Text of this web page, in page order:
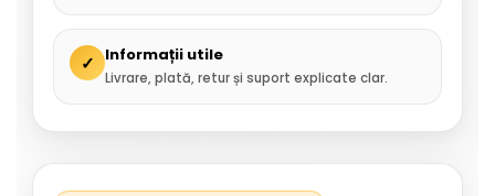
✓ Informații utile
Livrare, plată, retur și suport explicate clar.